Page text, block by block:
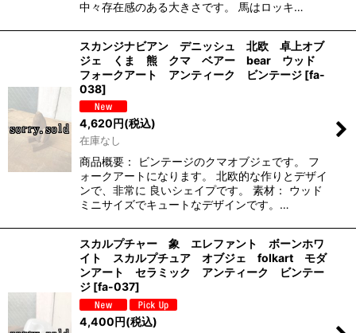
中々存在感のある大きさです。 馬はロッキ…
スカンジナビアン デニッシュ 北欧 卓上オブ
ジェ くま 熊 クマ ベアー bear ウッド
フォークアート アンティーク ビンテージ [fa-
038]
4,620円(税込)
在庫なし
商品概要： ビンテージのクマオブジェです。 フ
ォークアートになります。 北欧的な作りとデザイ
ンで、非常に 良いシェイプです。 素材： ウッド
ミニサイズでキュートなデザインです。…
スカルプチャー 象 エレファント ボーンホワ
イト スカルプチュア オブジェ folkart モダ
ンアート セラミック アンティーク ビンテー
ジ [fa-037]
4,400円(税込)